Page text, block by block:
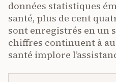
données statistiques
santé, plus de cent
sont enregistrés en un
chiffres continuent à
santé implore